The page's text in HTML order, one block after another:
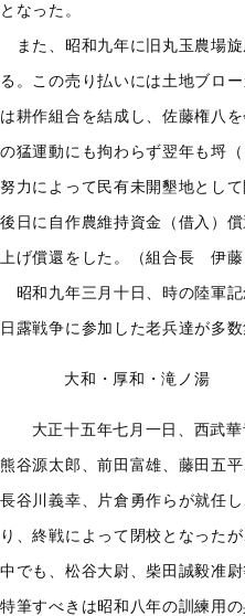
となった。
また、昭和九年に旧丸玉農場
る。この売り払いには土地ブロ
は耕作組合を結成し、佐藤権八
の猛運動にも拘わらず翌年も埒
努力によって民有未開墾地として
後日に自作農維持資金（借入）
上げ償還をした。（組合長 伊
昭和九年三月十日、時の陸軍
日露戦争に参加した老兵達が多
大和・厚和・滝ノ湯
大正十五年七月一日、西武
熊谷源太郎、前田富雄、藤田五
長谷川義幸、片倉勇作らが就任
り、終戦によって閉校となった
中でも、松谷大尉、柴田誠毅准
特筆すべきは昭和八年の訓練用